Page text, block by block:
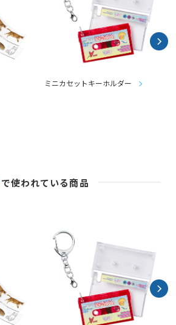
ミニカセットキーホルダー
で使われている商品